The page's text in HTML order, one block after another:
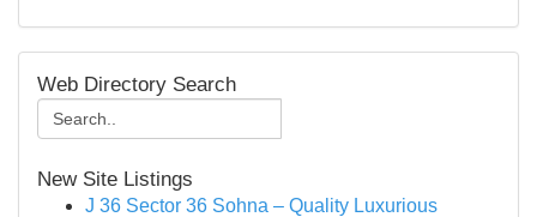
Web Directory Search
New Site Listings
J 36 Sector 36 Sohna – Quality Luxurious